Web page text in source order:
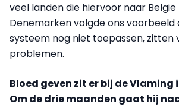
veel landen die hiervoor naar België
Denemarken volgde ons voorbeeld
systeem nog niet toepassen, zitten
problemen.
Bloed geven zit er bij de Vlaming
Om de drie maanden gaat hij